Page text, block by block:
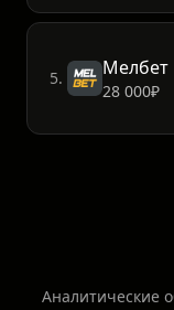
5. Мелбет
28 000₽
Аналитические